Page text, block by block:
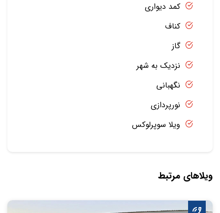
کمد دیواری
کناف
گاز
نزدیک به شهر
نگهبانی
نورپردازی
ویلا سوپرلوکس
ویلاهای مرتبط